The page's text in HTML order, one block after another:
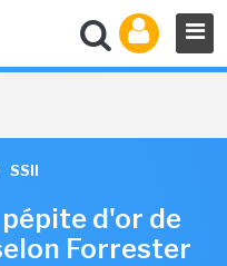
SSII
d'or de
Forrester